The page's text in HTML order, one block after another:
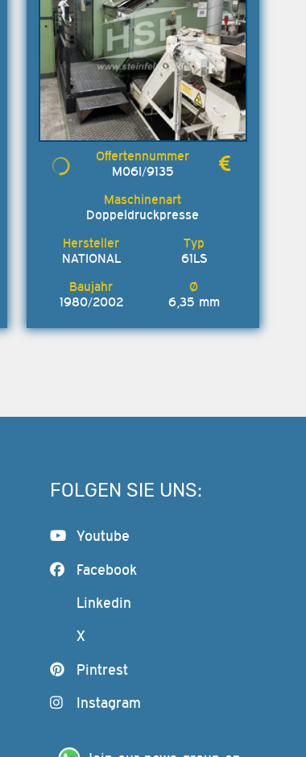
M06I/9135
Doppeldruckpresse
NATIONAL 61LS
1980/2002 6,35 mm
FOLGEN SIE UNS:
Youtube
Facebook
Linkedin
X
Pintrest
Instagram